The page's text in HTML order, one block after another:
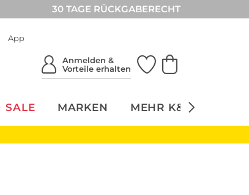
30 TAGE RÜCKGABERECHT
App
Anmelden &
Vorteile erhalten
SALE MARKEN MEHR K&Ö